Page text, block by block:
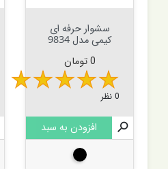
سشوار حرفه ای
کیمی مدل 9834
قیمت
0 تومان
0 نظر

افزودن به سبد
مشکی